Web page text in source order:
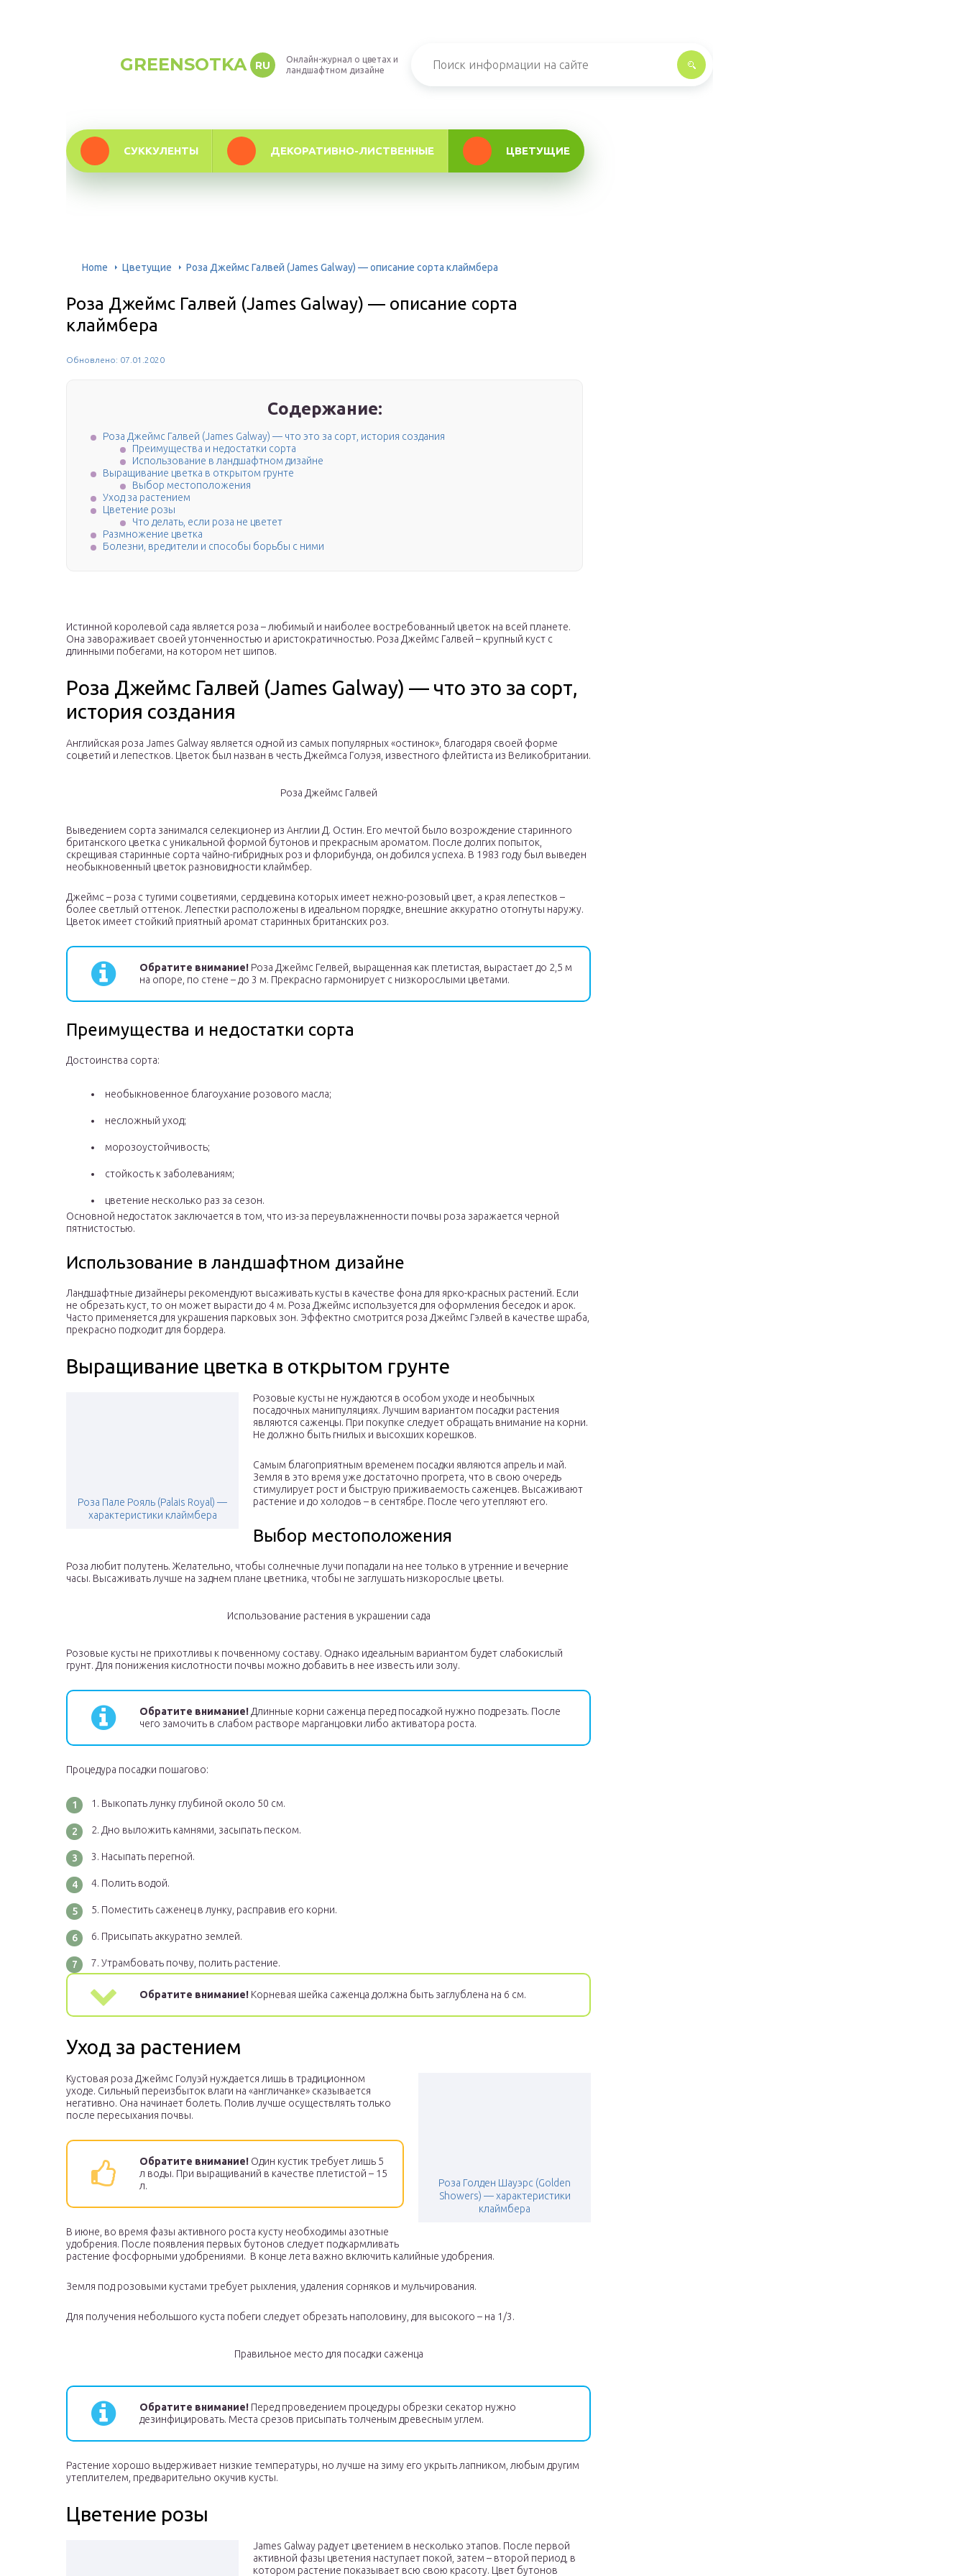
GREENSOTKA RU
Онлайн-журнал о цветах и
ландшафтном дизайне
СУККУЛЕНТЫ ДЕКОРАТИВНО-ЛИСТВЕННЫЕ ЦВЕТУЩИЕ
Home Цветущие Роза Джеймс Галвей (James Galway) — описание сорта клаймбера
Роза Джеймс Галвей (James Galway) — описание сорта
клаймбера
Обновлено: 07.01.2020
Содержание:
Роза Джеймс Галвей (James Galway) — что это за сорт, история создания
Преимущества и недостатки сорта
Использование в ландшафтном дизайне
Выращивание цветка в открытом грунте
Выбор местоположения
Уход за растением
Цветение розы
Что делать, если роза не цветет
Размножение цветка
Болезни, вредители и способы борьбы с ними
Истинной королевой сада является роза – любимый и наиболее востребованный цветок на всей планете.
Она завораживает своей утонченностью и аристократичностью. Роза Джеймс Галвей – крупный куст с
длинными побегами, на котором нет шипов.
Роза Джеймс Галвей (James Galway) — что это за сорт,
история создания
Английская роза James Galway является одной из самых популярных «остинок», благодаря своей форме
соцветий и лепестков. Цветок был назван в честь Джеймса Голуэя, известного флейтиста из Великобритании.
Роза Джеймс Галвей
Выведением сорта занимался селекционер из Англии Д. Остин. Его мечтой было возрождение старинного
британского цветка с уникальной формой бутонов и прекрасным ароматом. После долгих попыток,
скрещивая старинные сорта чайно-гибридных роз и флорибунда, он добился успеха. В 1983 году был выведен
необыкновенный цветок разновидности клаймбер.
Джеймс – роза с тугими соцветиями, сердцевина которых имеет нежно-розовый цвет, а края лепестков –
более светлый оттенок. Лепестки расположены в идеальном порядке, внешние аккуратно отогнуты наружу.
Цветок имеет стойкий приятный аромат старинных британских роз.
Обратите внимание! Роза Джеймс Гелвей, выращенная как плетистая, вырастает до 2,5 м
на опоре, по стене – до 3 м. Прекрасно гармонирует с низкорослыми цветами.
Преимущества и недостатки сорта
Достоинства сорта:
необыкновенное благоухание розового масла;
несложный уход;
морозоустойчивость;
стойкость к заболеваниям;
цветение несколько раз за сезон.
Основной недостаток заключается в том, что из-за переувлажненности почвы роза заражается черной
пятнистостью.
Использование в ландшафтном дизайне
Ландшафтные дизайнеры рекомендуют высаживать кусты в качестве фона для ярко-красных растений. Если
не обрезать куст, то он может вырасти до 4 м. Роза Джеймс используется для оформления беседок и арок.
Часто применяется для украшения парковых зон. Эффектно смотрится роза Джеймс Гэлвей в качестве шраба,
прекрасно подходит для бордера.
Выращивание цветка в открытом грунте
Роза Пале Рояль (Palais Royal) —
характеристики клаймбера
Розовые кусты не нуждаются в особом уходе и необычных
посадочных манипуляциях. Лучшим вариантом посадки растения
являются саженцы. При покупке следует обращать внимание на корни.
Не должно быть гнилых и высохших корешков.
Самым благоприятным временем посадки являются апрель и май.
Земля в это время уже достаточно прогрета, что в свою очередь
стимулирует рост и быструю приживаемость саженцев. Высаживают
растение и до холодов – в сентябре. После чего утепляют его.
Выбор местоположения
Роза любит полутень. Желательно, чтобы солнечные лучи попадали на нее только в утренние и вечерние
часы. Высаживать лучше на заднем плане цветника, чтобы не заглушать низкорослые цветы.
Использование растения в украшении сада
Розовые кусты не прихотливы к почвенному составу. Однако идеальным вариантом будет слабокислый
грунт. Для понижения кислотности почвы можно добавить в нее известь или золу.
Обратите внимание! Длинные корни саженца перед посадкой нужно подрезать. После
чего замочить в слабом растворе марганцовки либо активатора роста.
Процедура посадки пошагово:
Выкопать лунку глубиной около 50 см.
Дно выложить камнями, засыпать песком.
Насыпать перегной.
Полить водой.
Поместить саженец в лунку, расправив его корни.
Присыпать аккуратно землей.
Утрамбовать почву, полить растение.
Обратите внимание! Корневая шейка саженца должна быть заглублена на 6 см.
Уход за растением
Роза Голден Шауэрс (Golden
Showers) — характеристики
клаймбера
Кустовая роза Джеймс Голуэй нуждается лишь в традиционном
уходе. Сильный переизбыток влаги на «англичанке» сказывается
негативно. Она начинает болеть. Полив лучше осуществлять только
после пересыхания почвы.
Обратите внимание! Один кустик требует лишь 5
л воды. При выращиваний в качестве плетистой – 15
л.
В июне, во время фазы активного роста кусту необходимы азотные
удобрения. После появления первых бутонов следует подкармливать
растение фосфорными удобрениями. В конце лета важно включить калийные удобрения.
Земля под розовыми кустами требует рыхления, удаления сорняков и мульчирования.
Для получения небольшого куста побеги следует обрезать наполовину, для высокого – на 1/3.
Правильное место для посадки саженца
Обратите внимание! Перед проведением процедуры обрезки секатор нужно
дезинфицировать. Места срезов присыпать толченым древесным углем.
Растение хорошо выдерживает низкие температуры, но лучше на зиму его укрыть лапником, любым другим
утеплителем, предварительно окучив кусты.
Цветение розы
James Galway радует цветением в несколько этапов. После первой
активной фазы цветения наступает покой, затем – второй период, в
котором растение показывает всю свою красоту. Цвет бутонов